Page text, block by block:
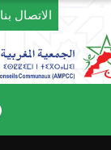
الاتصال بنا